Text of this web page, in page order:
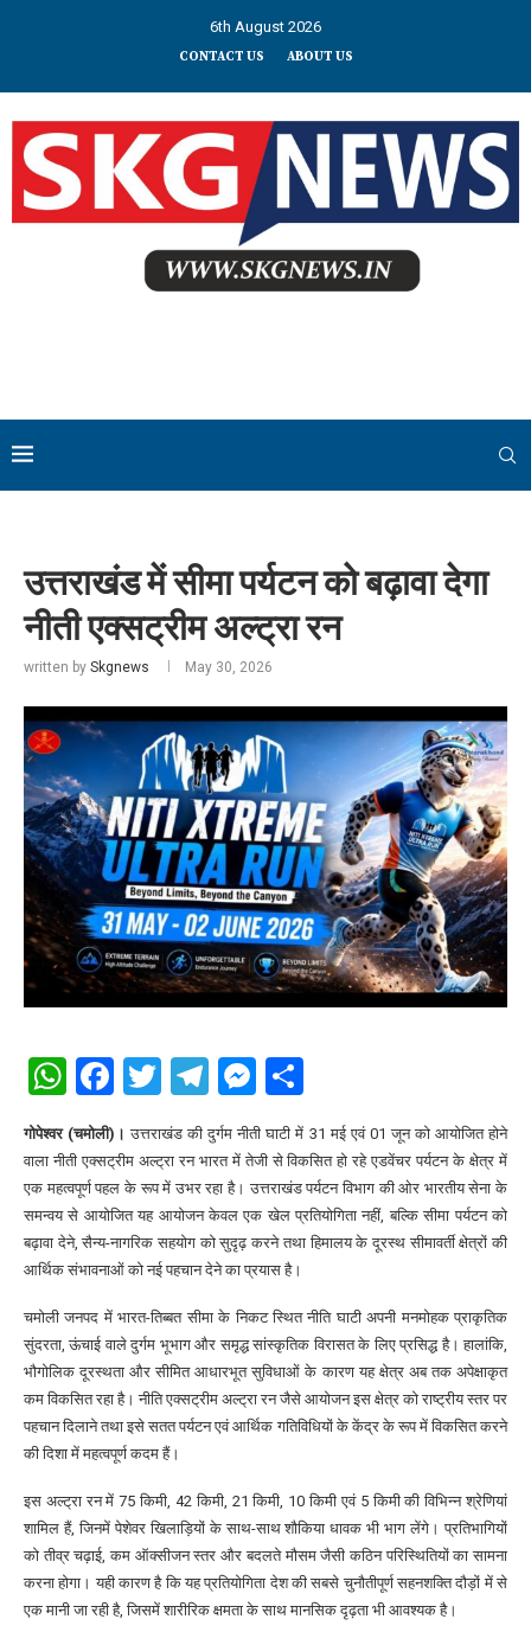
6th August 2026
CONTACT US ABOUT US
उत्तराखंड में सीमा पर्यटन को बढ़ावा देगा
नीती एक्सट्रीम अल्ट्रा रन
written by Skgnews May 30, 2026
WhatsApp
Facebook
Twitter
Telegram
Messenger
गोपेश्वर (चमोली)। उत्तराखंड की दुर्गम नीती घाटी में 31 मई एवं 01 जून को आयोजित होने
वाला नीती एक्सट्रीम अल्ट्रा रन भारत में तेजी से विकसित हो रहे एडवेंचर पर्यटन के क्षेत्र में
एक महत्वपूर्ण पहल के रूप में उभर रहा है। उत्तराखंड पर्यटन विभाग की ओर भारतीय सेना के
समन्वय से आयोजित यह आयोजन केवल एक खेल प्रतियोगिता नहीं, बल्कि सीमा पर्यटन को
बढ़ावा देने, सैन्य-नागरिक सहयोग को सुदृढ़ करने तथा हिमालय के दूरस्थ सीमावर्ती क्षेत्रों की
आर्थिक संभावनाओं को नई पहचान देने का प्रयास है।
चमोली जनपद में भारत-तिब्बत सीमा के निकट स्थित नीति घाटी अपनी मनमोहक प्राकृतिक
सुंदरता, ऊंचाई वाले दुर्गम भूभाग और समृद्ध सांस्कृतिक विरासत के लिए प्रसिद्ध है। हालांकि,
भौगोलिक दूरस्थता और सीमित आधारभूत सुविधाओं के कारण यह क्षेत्र अब तक अपेक्षाकृत
कम विकसित रहा है। नीति एक्सट्रीम अल्ट्रा रन जैसे आयोजन इस क्षेत्र को राष्ट्रीय स्तर पर
पहचान दिलाने तथा इसे सतत पर्यटन एवं आर्थिक गतिविधियों के केंद्र के रूप में विकसित करने
की दिशा में महत्वपूर्ण कदम हैं।
इस अल्ट्रा रन में 75 किमी, 42 किमी, 21 किमी, 10 किमी एवं 5 किमी की विभिन्न श्रेणियां
शामिल हैं, जिनमें पेशेवर खिलाड़ियों के साथ-साथ शौकिया धावक भी भाग लेंगे। प्रतिभागियों
को तीव्र चढ़ाई, कम ऑक्सीजन स्तर और बदलते मौसम जैसी कठिन परिस्थितियों का सामना
करना होगा। यही कारण है कि यह प्रतियोगिता देश की सबसे चुनौतीपूर्ण सहनशक्ति दौड़ों में से
एक मानी जा रही है, जिसमें शारीरिक क्षमता के साथ मानसिक दृढ़ता भी आवश्यक है।